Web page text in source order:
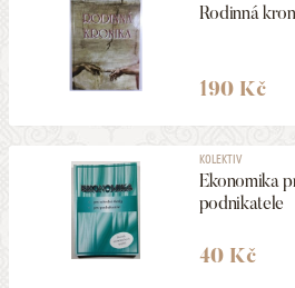
Rodinná
190 Kč
KOLEKTIV
Ekonomika
podnikatele
40 Kč